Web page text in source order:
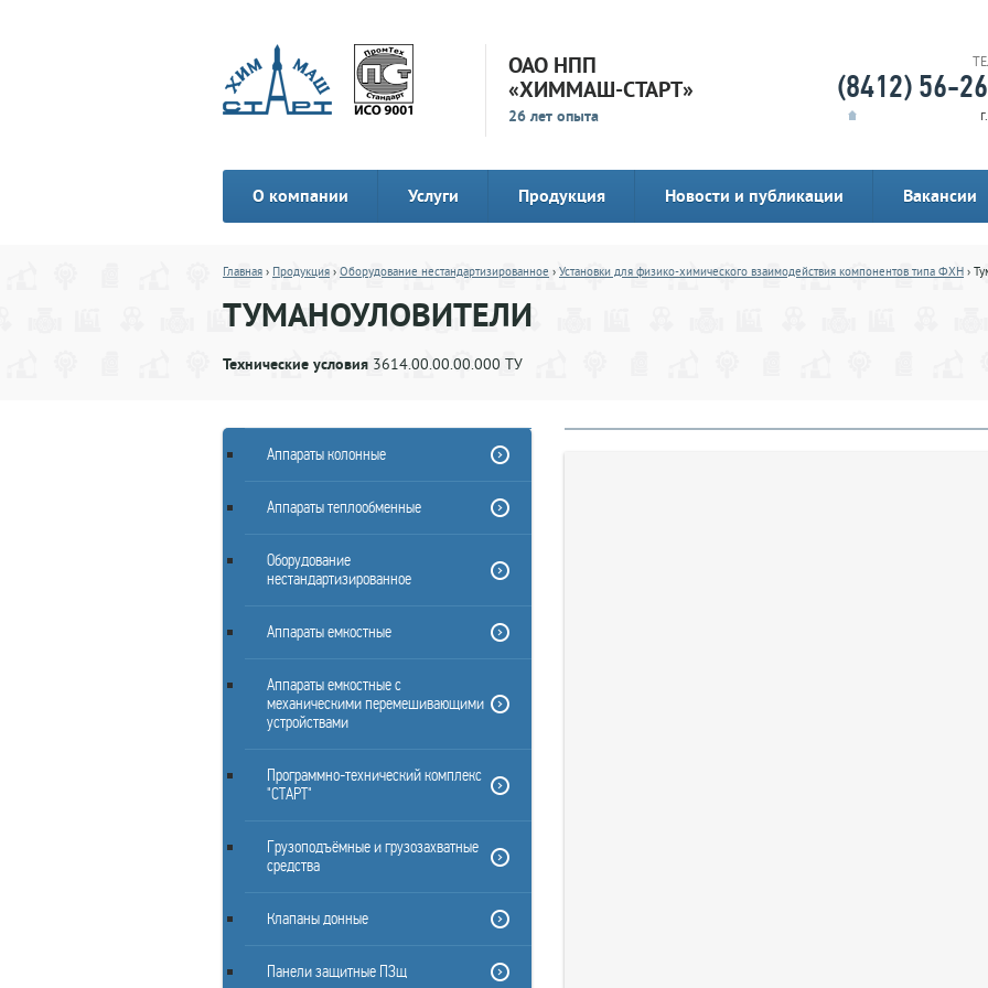
ОАО НПП
«ХИММАШ-СТАРТ»
26 лет опыта
(8412) 56-
О компании Услуги Продукция Новости и публикации Вакансии
Главная › Продукция › Оборудование нестандартизированное › Установки для физико-химического взаимодействия компонентов типа ФХН ›
ТУМАНОУЛОВИТЕЛИ
Технические условия 3614.00.00.00.000 ТУ
Аппараты колонные
Аппараты теплообменные
Оборудование
нестандартизированное
Аппараты емкостные
Аппараты емкостные с
механическими перемешивающими
устройствами
Программно-технический комплекс
"СТАРТ"
Грузоподъёмные и грузозахватные
средства
Клапаны донные
Панели защитные ПЗщ